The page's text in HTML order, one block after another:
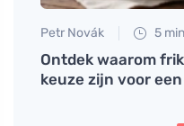
Petr Novák 5 min
Ontdek waarom
keuze zijn voor